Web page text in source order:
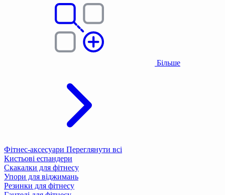
Більше
Фітнес-аксесуари Переглянути всі
Кистьові еспандери
Скакалки для фітнесу
Упори для віджимань
Резинки для фітнесу